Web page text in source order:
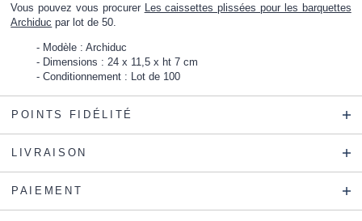
Vous pouvez vous procurer
Les caissettes plissées pour les barquettes
Archiduc par lot de 50.
Modèle : Archiduc
Dimensions : 24 x 11,5 x ht 7 cm
Conditionnement : Lot de 100
POINTS FIDÉLITÉ
LIVRAISON
PAIEMENT